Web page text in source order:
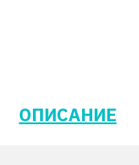
ОПИСАНИЕ